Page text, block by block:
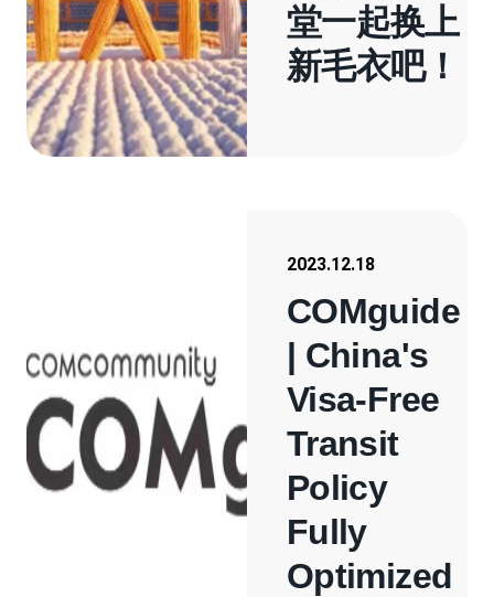
堂一起换上
新毛衣吧！
2023.12.18
COMguide
| China's
Visa-Free
Transit
Policy
Fully
Optimized